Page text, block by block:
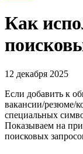
Как
12 декабря 2025
Если добавить к
вакансии/резюме/
специальных
Показываем на
поисковых